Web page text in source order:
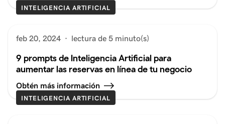
INTELIGENCIA ARTIFICIAL
feb 20, 2024 · lectura de 5 minuto(s)
9 prompts de Inteligencia Artificial para
aumentar las reservas en línea de tu negocio
Obtén más información
INTELIGENCIA ARTIFICIAL